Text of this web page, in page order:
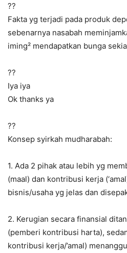
??
Fakta yg terjadi pada produk
sebenarnya nasabah
iming² mendapatkan bunga
?‍?
Iya iya
Ok thanks ya
??
Konsep syirkah mudharabah:
1. Ada 2 pihak atau lebih yg
(maal) dan kontribusi kerja
bisnis/usaha yg jelas dan
2. Kerugian secara finansial
(pemberi kontribusi harta),
kontribusi kerja/’amal)